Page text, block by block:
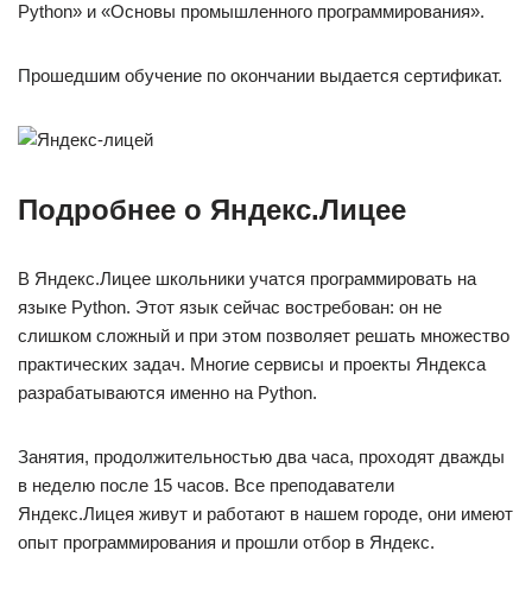
Python» и «Основы промышленного программирования».
Прошедшим обучение по окончании выдается сертификат.
Подробнее о Яндекс.Лицее
В Яндекс.Лицее школьники учатся программировать на
языке Python. Этот язык сейчас востребован: он не
слишком сложный и при этом позволяет решать множество
практических задач. Многие сервисы и проекты Яндекса
разрабатываются именно на Python.
Занятия, продолжительностью два часа, проходят дважды
в неделю после 15 часов. Все преподаватели
Яндекс.Лицея живут и работают в нашем городе, они имеют
опыт программирования и прошли отбор в Яндекс.